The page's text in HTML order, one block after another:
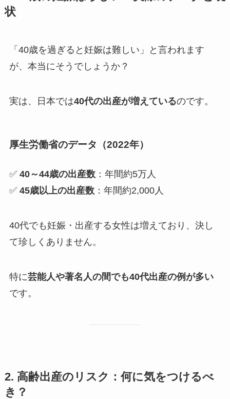
状
「40歳を過ぎると妊娠は難しい」と言われます
が、本当にそうでしょうか？
実は、日本では40代の出産が増えているのです。
厚生労働省のデータ（2022年）
✅ 40～44歳の出産数：年間約5万人
✅ 45歳以上の出産数：年間約2,000人
40代でも妊娠・出産する女性は増えており、決し
て珍しくありません。
特に芸能人や著名人の間でも40代出産の例が多い
です。
2. 高齢出産のリスク：何に気をつけるべ
き？